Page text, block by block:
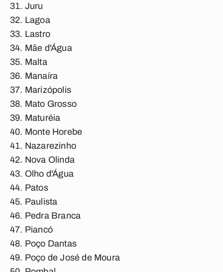
Juru
Lagoa
Lastro
Mãe d'Água
Malta
Manaíra
Marizópolis
Mato Grosso
Maturéia
Monte Horebe
Nazarezinho
Nova Olinda
Olho d'Água
Patos
Paulista
Pedra Branca
Piancó
Poço Dantas
Poço de José de Moura